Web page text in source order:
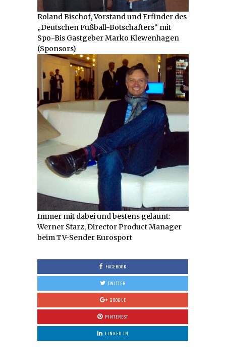
Roland Bischof, Vorstand und Erfinder des
„Deutschen Fußball-Botschafters“ mit
Spo-Bis Gastgeber Marko Klewenhagen
(Sponsors)
Immer mit dabei und bestens gelaunt:
Werner Starz, Director Product Manager
beim TV-Sender Eurosport
FACEBOOK
TWITTER
GOOGLE
PINTEREST
LINKED IN